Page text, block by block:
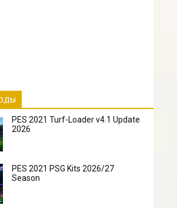
PES 2021 Turf-Loader v4.1 Update
2026
PES 2021 PSG Kits 2026/27
Season